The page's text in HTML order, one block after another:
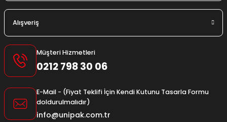
Alışveriş
Müşteri Hizmetleri
0212 798 30 06
E-Mail - (Fiyat Teklifi İçin Kendi Kutunu Tasarla Formu
doldurulmalıdır)
info@unipak.com.tr